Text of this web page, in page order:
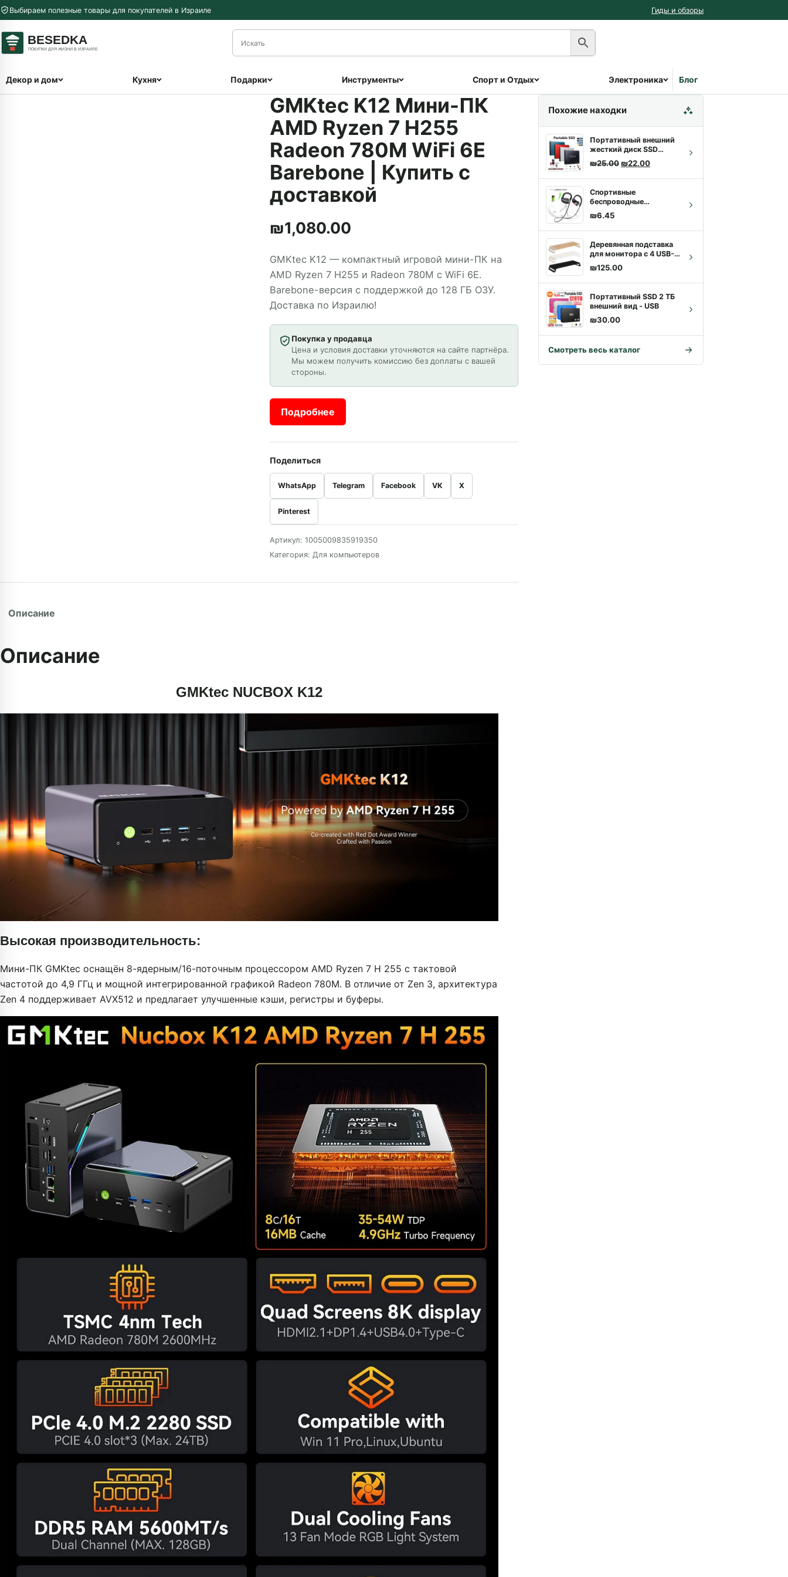
Перейти к содержимому
Выбираем полезные товары для покупателей в Израиле Гиды и обзоры
Декор и дом Кухня Подарки Инструменты Спорт и Отдых Электроника Блог
GMKtec K12 Мини-ПК
AMD Ryzen 7 H255
Radeon 780M WiFi 6E
Barebone | Купить с
доставкой
₪1,080.00
GMKtec K12 — компактный игровой мини-ПК на
AMD Ryzen 7 H255 и Radeon 780M с WiFi 6E.
Barebone-версия с поддержкой до 128 ГБ ОЗУ.
Доставка по Израилю!
Покупка у продавца
Цена и условия доставки уточняются на сайте партнёра.
Мы можем получить комиссию без доплаты с вашей
стороны.
Подробнее
Поделиться
WhatsApp Telegram Facebook VK X
Pinterest
Артикул: 1005009835919350
Категория: Для компьютеров
Описание
Описание
GMKtec NUCBOX K12
Высокая производительность:
Мини-ПК GMKtec оснащён 8-ядерным/16-поточным процессором AMD Ryzen 7 H 255 с тактовой
частотой до 4,9 ГГц и мощной интегрированной графикой Radeon 780M. В отличие от Zen 3, архитектура
Zen 4 поддерживает AVX512 и предлагает улучшенные кэши, регистры и буферы.
Похожие находки
Портативный внешний
жесткий диск SSD
512G-4T
₪25.00 Первоначальная цена составляла
₪22.00Текущая цена: ₪22.00.
Спортивные
беспроводные
наушники Bluetooth,
стереогарнитура K98
K100, беспроводные
Hands-Free с
микрофоном
₪6.45
Деревянная подставка
для монитора с 4 USB-
портами и
органайзером для
клавиатуры | Купить с
₪125.00
Портативный SSD 2 ТБ
внешний вид - USB
₪30.00
Смотреть весь каталог